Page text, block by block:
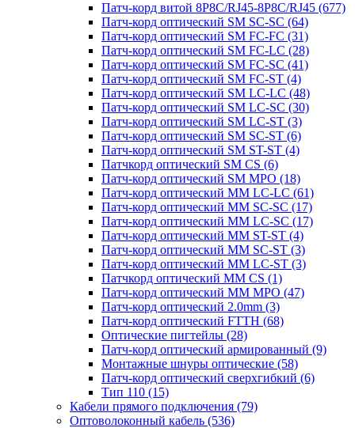
Патч-корд витой 8P8C/RJ45-8P8C/RJ45 (677)
Патч-корд оптический SM SC-SC (64)
Патч-корд оптический SM FC-FC (31)
Патч-корд оптический SM FC-LC (28)
Патч-корд оптический SM FC-SC (41)
Патч-корд оптический SM FC-ST (4)
Патч-корд оптический SM LC-LC (48)
Патч-корд оптический SM LC-SC (30)
Патч-корд оптический SM LC-ST (3)
Патч-корд оптический SM SC-ST (6)
Патч-корд оптический SM ST-ST (4)
Патчкорд оптический SM CS (6)
Патч-корд оптический SM MPO (18)
Патч-корд оптический MM LC-LC (61)
Патч-корд оптический MM SC-SC (17)
Патч-корд оптический MM LC-SC (17)
Патч-корд оптический MM ST-ST (4)
Патч-корд оптический MM SC-ST (3)
Патч-корд оптический MM LC-ST (3)
Патчкорд оптический MM CS (1)
Патч-корд оптический MM MPO (47)
Патч-корд оптический 2.0mm (3)
Патч-корд оптический FTTH (68)
Оптические пигтейлы (28)
Патч-корд оптический армированный (9)
Монтажные шнуры оптические (58)
Патч-корд оптический сверхгибкий (6)
Тип 110 (15)
Кабели прямого подключения (79)
Оптоволоконный кабель (536)